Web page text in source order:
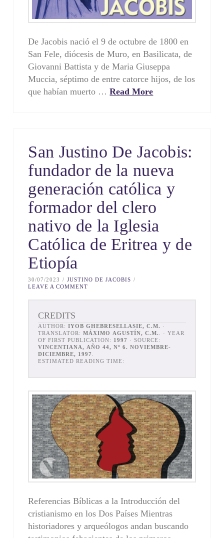
De Jacobis nació el 9 de octubre de 1800 en
San Fele, diócesis de Muro, en Basilicata, de
Giovanni Battista y de Maria Giuseppa
Muccia, séptimo de entre catorce hijos, de los
que habían muerto …Read More
San Justino De Jacobis:
fundador de la nueva
generación católica y
formador del clero
nativo de la Iglesia
Católica de Eritrea y de
Etiopía
30/07/2023
JUSTINO DE JACOBIS
LEAVE A COMMENT
CREDITS
AUTHOR:IYOB GHEBRESELLASIE, C.M. ·
TRANSLATOR:MÁXIMO AGUSTÍN, C.M.
. · YEAR
OF FIRST PUBLICATION: 1997 · SOURCE:
VINCENTIANA, AÑO 44, Nº 6. NOVIEMBRE-
DICIEMBRE, 1997
ESTIMATED READING TIME:
Referencias Bíblicas a la Introducción del
cristianismo en los Dos Países Mientras
historiadores y arqueólogos andan buscando